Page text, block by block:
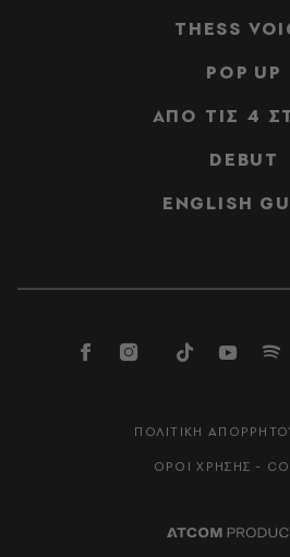
THESS
POP UP
ΑΠΟ ΤΙΣ 4
DEBUT
ENGLISH
ΠΟΛΙΤΙΚΗ
ΟΡΟΙ ΧΡΗΣΗΣ -